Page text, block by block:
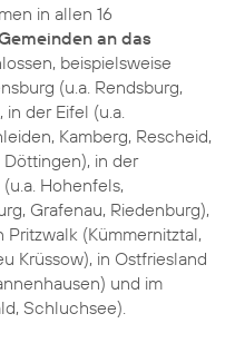
in allen 16
an das
beispielsweise
(u.a. Rendsburg,
der Eifel (u.a.
Kamberg, Rescheid,
in der
Hohenfels,
Grafenau, Riedenburg),
(Kümmernitztal,
Krüssow), in Ostfriesland
und im
Schluchsee).